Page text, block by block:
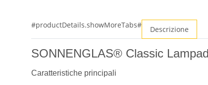
#productDetails.showMoreTabs# Descrizione
SONNENGLAS® Classic
Caratteristiche principali